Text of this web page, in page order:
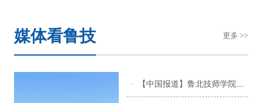
媒体看鲁技 更多 >>
【中国报道】鲁北技师学院与滨州市吕剧院积极探索吕剧后备人才培养新路径